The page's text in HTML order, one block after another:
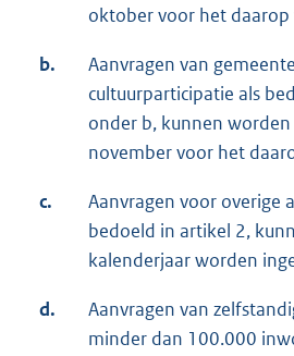
oktober voor het daarop
b.
Aanvragen van
cultuurparticipatie als
onder b, kunnen
november voor het
c.
Aanvragen voor overige
bedoeld in artikel 2,
kalenderjaar worden
d.
Aanvragen van
minder dan 100.000